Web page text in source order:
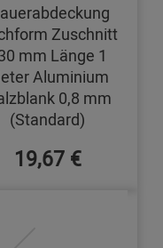
Zuschnitt
mm Länge 1
Aluminium
0,8 mm
(Standard)
19,67 €